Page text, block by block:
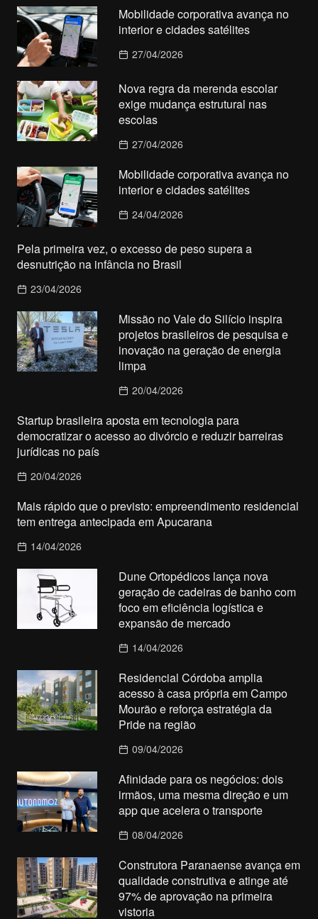
Mobilidade corporativa avança no
interior e cidades satélites
27/04/2026
Nova regra da merenda escolar
exige mudança estrutural nas
escolas
27/04/2026
Mobilidade corporativa avança no
interior e cidades satélites
24/04/2026
Pela primeira vez, o excesso de peso supera a
desnutrição na infância no Brasil
23/04/2026
Missão no Vale do Silício inspira
projetos brasileiros de pesquisa e
inovação na geração de energia
limpa
20/04/2026
Startup brasileira aposta em tecnologia para
democratizar o acesso ao divórcio e reduzir barreiras
jurídicas no país
20/04/2026
Mais rápido que o previsto: empreendimento residencial
tem entrega antecipada em Apucarana
14/04/2026
Dune Ortopédicos lança nova
geração de cadeiras de banho com
foco em eficiência logística e
expansão de mercado
14/04/2026
Residencial Córdoba amplia
acesso à casa própria em Campo
Mourão e reforça estratégia da
Pride na região
09/04/2026
Afinidade para os negócios: dois
irmãos, uma mesma direção e um
app que acelera o transporte
08/04/2026
Construtora Paranaense avança em
qualidade construtiva e atinge até
97% de aprovação na primeira
vistoria